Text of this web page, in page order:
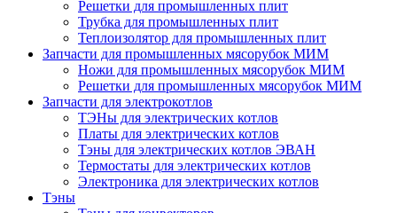
Решетки для промышленных плит
Трубка для промышленных плит
Теплоизолятор для промышленных плит
Запчасти для промышленных мясорубок МИМ
Ножи для промышленных мясорубок МИМ
Решетки для промышленных мясорубок МИМ
Запчасти для электрокотлов
ТЭНы для электрических котлов
Платы для электрических котлов
Тэны для электрических котлов ЭВАН
Термостаты для электрических котлов
Электроника для электрических котлов
Тэны